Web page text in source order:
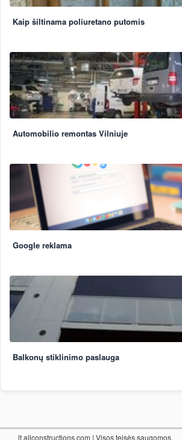
Kaip šiltinama poliuretano putomis
Automobilio remontas Vilniuje
Google reklama
Balkonų stiklinimo paslauga
lt.allconstructions.com | Visos teisės saugomos.